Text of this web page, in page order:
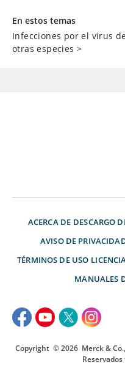
En estos temas
Infecciones por el virus
otras especies >
ACERCA DE DESCARGO
AVISO DE
TÉRMINOS DE USO
MANUALES
Copyright © 2026 Merck &